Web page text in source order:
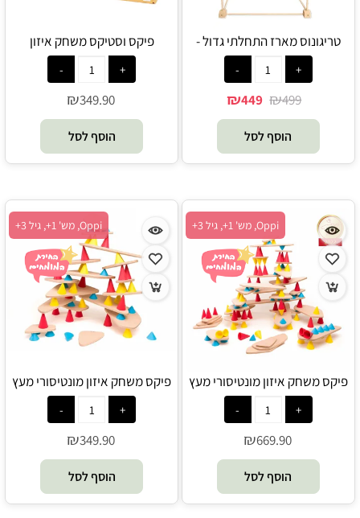
טריגונוס מארז התחלתי גדול -
Trigonos
₪499
₪449
הוסף לסל
פיקס וסטיקס משחק איזון
מונטיסורי מעץ וסיליקון 96 חלקים -
Oppi
₪349.90
הוסף לסל
Oppi, מש' 1+, גיל 3+
פיקס משחק איזון מונטיסורי מעץ
וסיליקון 128 חלקים - Oppi
₪669.90
הוסף לסל
Oppi, מש' 1+, גיל 3+
פיקס משחק איזון מונטיסורי מעץ
וסיליקון 64 חלקים - Oppi
₪349.90
הוסף לסל